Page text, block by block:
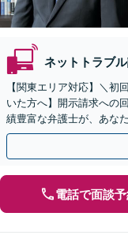
ネットトラブ
【関東エリア対応】＼初
いた方へ】開示請求への
績豊富な弁護士が、あな
対応します【セミナー実
電話で面談